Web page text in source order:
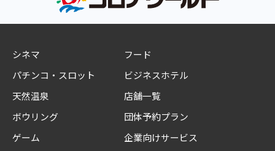
シネマ
パチンコ・スロット
天然温泉
ボウリング
ゲーム
フード
ビジネスホテル
店舗一覧
団体予約プラン
企業向けサービス